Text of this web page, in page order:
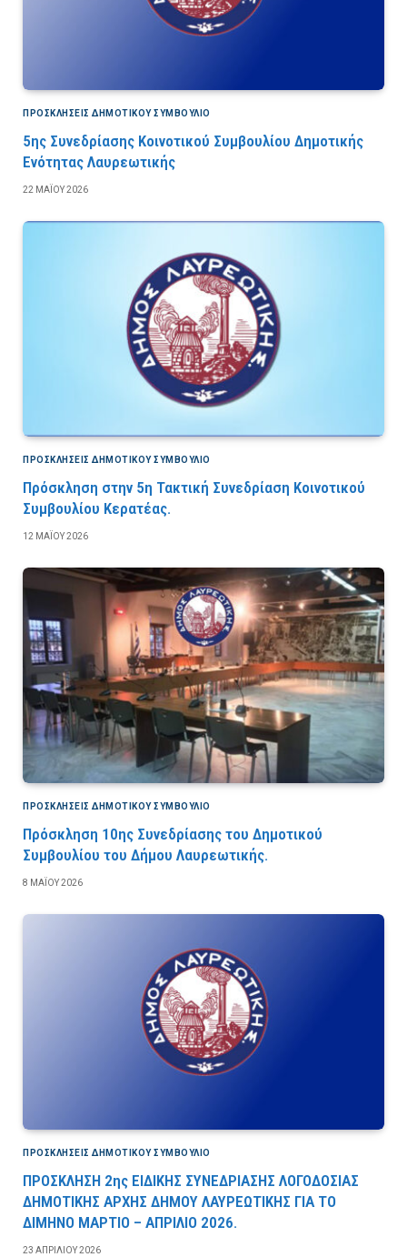
ΠΡΟΣΚΛΉΣΕΙΣ ΔΗΜΟΤΙΚΟΎ ΣΥΜΒΟΎΛΙΟ
5ης Συνεδρίασης Κοινοτικού Συμβουλίου Δημοτικής
Ενότητας Λαυρεωτικής
22 ΜΑΪ́ΟΥ 2026
ΠΡΟΣΚΛΉΣΕΙΣ ΔΗΜΟΤΙΚΟΎ ΣΥΜΒΟΎΛΙΟ
Πρόσκληση στην 5η Τακτική Συνεδρίαση Κοινοτικού
Συμβουλίου Κερατέας.
12 ΜΑΪ́ΟΥ 2026
ΠΡΟΣΚΛΉΣΕΙΣ ΔΗΜΟΤΙΚΟΎ ΣΥΜΒΟΎΛΙΟ
Πρόσκληση 10ης Συνεδρίασης του Δημοτικού
Συμβουλίου του Δήμου Λαυρεωτικής.
8 ΜΑΪ́ΟΥ 2026
ΠΡΟΣΚΛΉΣΕΙΣ ΔΗΜΟΤΙΚΟΎ ΣΥΜΒΟΎΛΙΟ
ΠΡΟΣΚΛΗΣΗ 2ης ΕΙΔΙΚΗΣ ΣΥΝΕΔΡΙΑΣΗΣ ΛΟΓΟΔΟΣΙΑΣ
ΔΗΜΟΤΙΚΗΣ ΑΡΧΗΣ ΔΗΜΟΥ ΛΑΥΡΕΩΤΙΚΗΣ ΓΙΑ ΤΟ
ΔΙΜΗΝΟ ΜΑΡΤΙΟ – ΑΠΡΙΛΙΟ 2026.
23 ΑΠΡΙΛΊΟΥ 2026